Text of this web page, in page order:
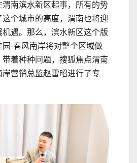
渭南滨水新区起事，所有的势
个城市的高度，渭南也将迎
遇。那么，滨水新区这个版
·春风南岸将对整个区域做
着种种问题，搜狐焦点渭南
营销总监赵雷昭进行了专